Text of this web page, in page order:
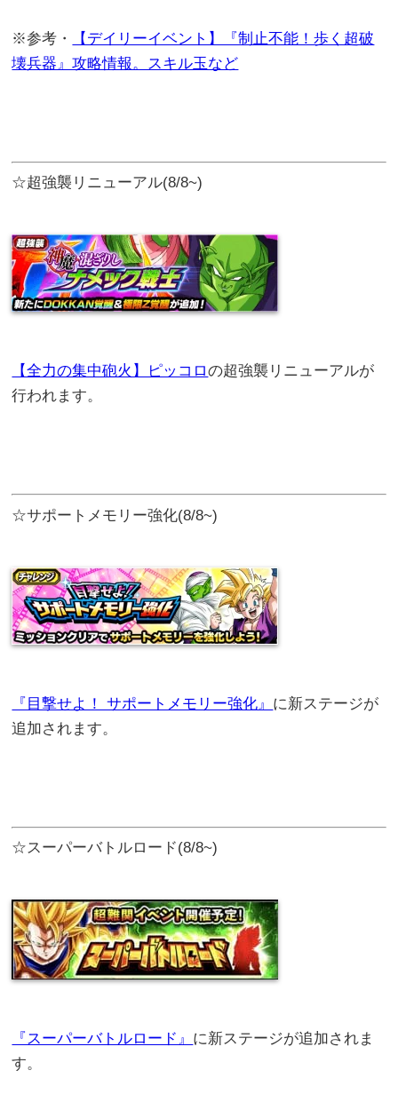
※参考・
【デイリーイベント】『制止不能！歩く超破
壊兵器』攻略情報。スキル玉など
☆超強襲リニューアル(8/8~)
【全力の集中砲火】ピッコロの超強襲リニューアルが
行われます。
☆サポートメモリー強化(8/8~)
『目撃せよ！ サポートメモリー強化』 に新ステージが
追加されます。
☆スーパーバトルロード(8/8~)
『スーパーバトルロード』 に新ステージが追加されま
す。